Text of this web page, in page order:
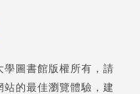
圖書館版權所有，請
的最佳瀏覽體驗，建